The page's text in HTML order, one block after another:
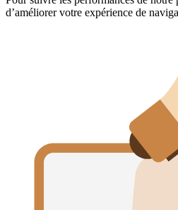
d’améliorer votre expérience de